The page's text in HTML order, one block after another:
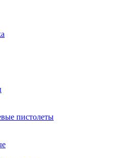
пистолеты